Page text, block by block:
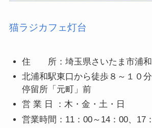
猫ラジカフェ灯台
住 所：埼玉県さいたま市浦和
北浦和駅東口から徒歩８～１０
停留所「元町」前
営 業 日 ：木・金・土・日
営業時間：11：00～14：00、17